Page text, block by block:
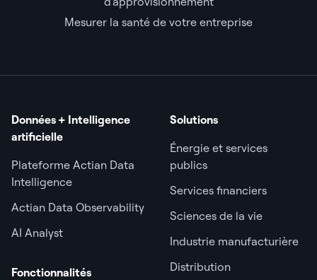
Mesurer la santé de votre entreprise
Données + Intelligence
artificielle
Plateforme Actian Data
Intelligence
Actian Data Observability
AI Analyst
Fonctionnalités
Solutions
Énergie et services
publics
Services financiers
Sciences de la vie
Industrie manufacturière
Distribution